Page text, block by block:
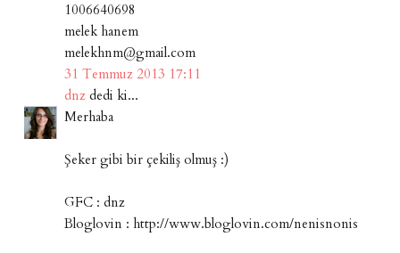
1006640698
melek hanem
melekhnm@gmail.com
31 Temmuz 2013 17:11
dnzdedi ki...
Merhaba
Şeker gibi bir çekiliş olmuş :)
GFC : dnz
Bloglovin : http://www.bloglovin.com/nenisnonis